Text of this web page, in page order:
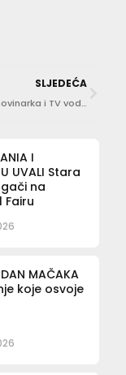
SLJEDEĆA
Srpska novinarka i TV voditeljica Dragana Kosjerina pohvalila se ‘fotkom’ iz Grada
I
UVALI Stara
na
Fairu
MAČAKA
koje osvoje